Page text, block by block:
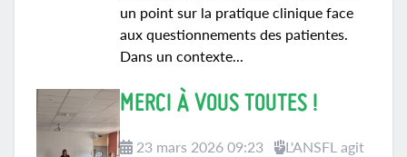
un point sur la pratique clinique face
aux questionnements des patientes.
Dans un contexte...
MERCI À VOUS TOUTES !
23 mars 2026 09:23
L'ANSFL agit